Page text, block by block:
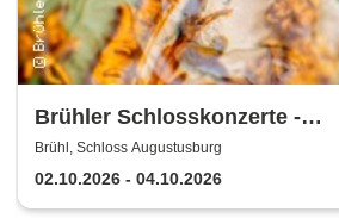
Brühler Schlosskonzerte -
Haydn-Festival 2026
Brühl, Schloss Augustusburg
02.10.2026 - 04.10.2026